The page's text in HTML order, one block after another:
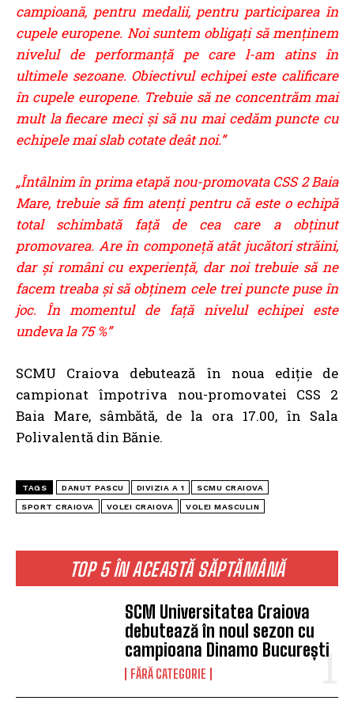
TOP 5 ÎN ACEASTĂ SĂPTĂMÂNĂ
SCM Universitatea Craiova
debutează în noul sezon cu
campioana Dinamo București
FĂRĂ CATEGORIE
campioană, pentru medalii, pentru participarea în
cupele europene. Noi suntem obligați să menținem
nivelul de performanță pe care l-am atins în
ultimele sezoane. Obiectivul echipei este calificare
în cupele europene. Trebuie să ne concentrăm mai
mult la fiecare meci și să nu mai cedăm puncte cu
echipele mai slab cotate deât noi.”
„Întâlnim în prima etapă nou-promovata CSS 2 Baia
Mare, trebuie să fim atenți pentru că este o echipă
total schimbată față de cea care a obținut
promovarea. Are în componeță atât jucători străini,
dar și români cu experiență, dar noi trebuie să ne
facem treaba și să obținem cele trei puncte puse în
joc. În momentul de față nivelul echipei este
undeva la 75 %”
SCMU Craiova debutează în noua ediție de
campionat împotriva nou-promovatei CSS 2
Baia Mare, sâmbătă, de la ora 17.00, în Sala
Polivalentă din Bănie.
TAGS DANUT PASCU DIVIZIA A 1 SCMU CRAIOVA
SPORT CRAIOVA VOLEI CRAIOVA VOLEI MASCULIN